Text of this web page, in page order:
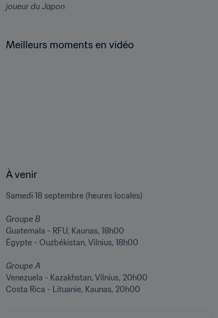
joueur du Japon
Meilleurs moments en vidéo
À venir
Samedi 18 septembre (heures locales)
Groupe B
Guatemala - RFU, Kaunas, 18h00
Égypte - Ouzbékistan, Vilnius, 18h00
Groupe A
Venezuela - Kazakhstan, Vilnius, 20h00
Costa Rica - Lituanie, Kaunas, 20h00